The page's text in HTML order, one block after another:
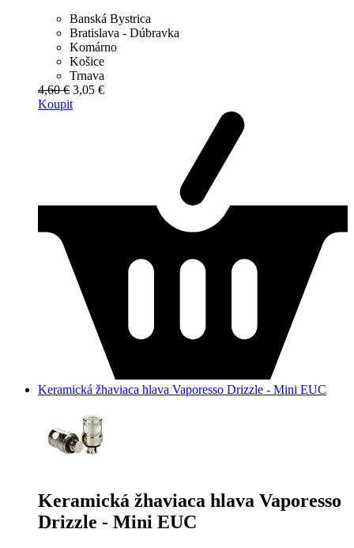
Banská Bystrica
Bratislava - Dúbravka
Komárno
Košice
Trnava
4,60 € 3,05 €
Koupit
Keramická žhaviaca hlava Vaporesso Drizzle - Mini EUC
Keramická žhaviaca hlava Vaporesso
Drizzle - Mini EUC